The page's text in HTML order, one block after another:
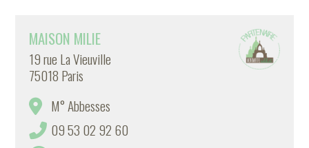
MAISON MILIE
19 rue La Vieuville
75018 Paris
M° Abbesses
09 53 02 92 60